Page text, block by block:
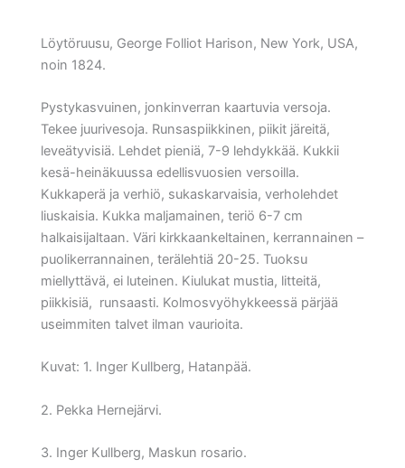
Löytöruusu, George Folliot Harison, New York, USA,
noin 1824.
Pystykasvuinen, jonkinverran kaartuvia versoja.
Tekee juurivesoja. Runsaspiikkinen, piikit järeitä,
leveätyvisiä. Lehdet pieniä, 7-9 lehdykkää. Kukkii
kesä-heinäkuussa edellisvuosien versoilla.
Kukkaperä ja verhiö, sukaskarvaisia, verholehdet
liuskaisia. Kukka maljamainen, teriö 6-7 cm
halkaisijaltaan. Väri kirkkaankeltainen, kerrannainen –
puolikerrannainen, terälehtiä 20-25. Tuoksu
miellyttävä, ei luteinen. Kiulukat mustia, litteitä,
piikkisiä, runsaasti. Kolmosvyöhykkeessä pärjää
useimmiten talvet ilman vaurioita.
Kuvat: 1. Inger Kullberg, Hatanpää.
2. Pekka Hernejärvi.
3. Inger Kullberg, Maskun rosario.